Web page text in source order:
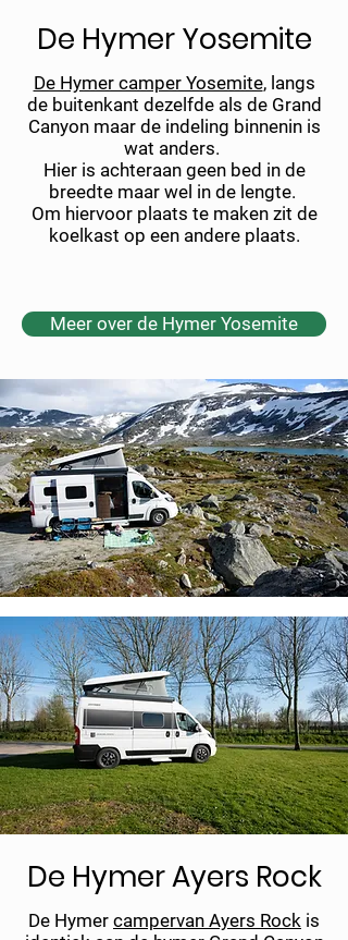
De Hymer Yosemite
De Hymer camper Yosemite, langs
de buitenkant dezelfde als de Grand
Canyon maar de indeling binnenin is
wat anders.
Hier is achteraan geen bed in de
breedte maar wel in de lengte.
Om hiervoor plaats te maken zit de
koelkast op een andere plaats.
Meer over de Hymer Yosemite
De Hymer Ayers Rock
De Hymer campervan Ayers Rock is